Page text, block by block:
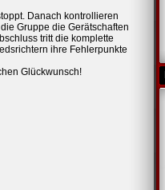
Danach kontrollieren
Gruppe die Gerätschaften
tritt die komplette
ihre Fehlerpunkte
Glückwunsch!